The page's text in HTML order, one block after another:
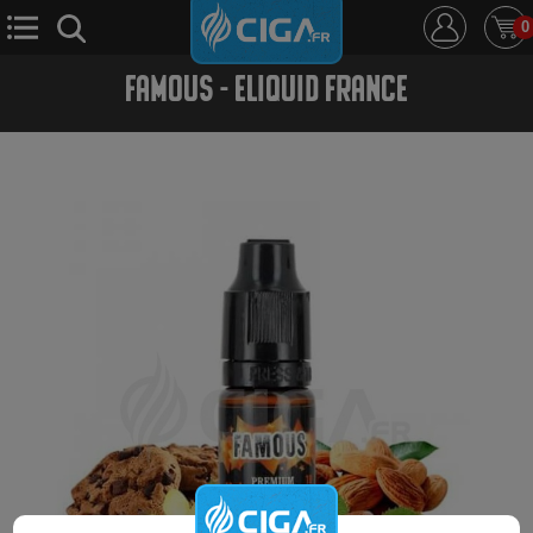
0
E-Cigarette E-Liquide
FAMOUS - ELIQUID FRANCE